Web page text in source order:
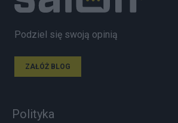
Podziel się swoją opinią
ZAŁÓŻ BLOG
Polityka